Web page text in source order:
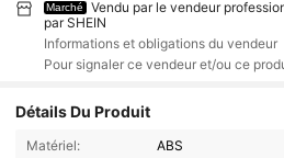
Marché
Vendu par le vendeur
par SHEIN
Informations et obligations du vendeur
Pour signaler ce vendeur et/ou ce
Détails Du Produit
Matériel: ABS